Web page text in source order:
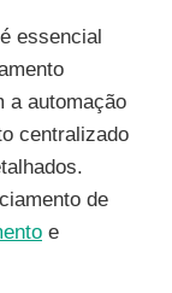
essencial
a automação
centralizado
de
e